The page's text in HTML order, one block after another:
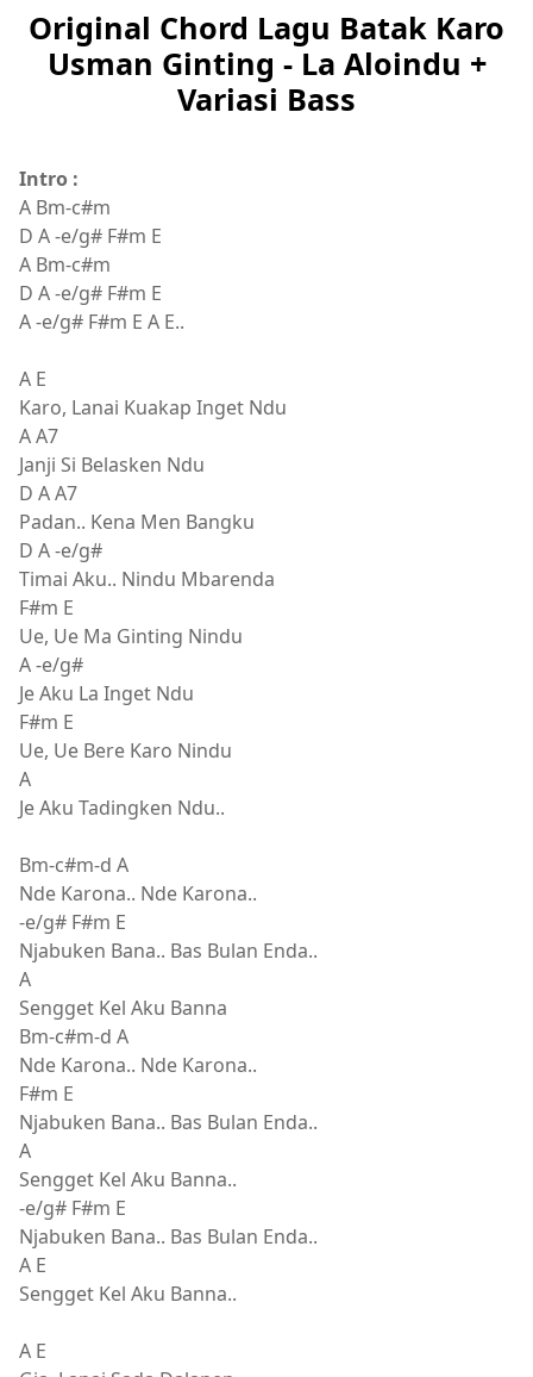
Original Chord Lagu Batak Karo
Usman Ginting - La Aloindu +
Variasi Bass
Intro :
A Bm-c#m
D A -e/g# F#m E
A Bm-c#m
D A -e/g# F#m E
A -e/g# F#m E A E..
A E
Karo, Lanai Kuakap Inget Ndu
A A7
Janji Si Belasken Ndu
D A A7
Padan.. Kena Men Bangku
D A -e/g#
Timai Aku.. Nindu Mbarenda
F#m E
Ue, Ue Ma Ginting Nindu
A -e/g#
Je Aku La Inget Ndu
F#m E
Ue, Ue Bere Karo Nindu
A
Je Aku Tadingken Ndu..
Bm-c#m-d A
Nde Karona.. Nde Karona..
-e/g# F#m E
Njabuken Bana.. Bas Bulan Enda..
A
Sengget Kel Aku Banna
Bm-c#m-d A
Nde Karona.. Nde Karona..
F#m E
Njabuken Bana.. Bas Bulan Enda..
A
Sengget Kel Aku Banna..
-e/g# F#m E
Njabuken Bana.. Bas Bulan Enda..
A E
Sengget Kel Aku Banna..
A E